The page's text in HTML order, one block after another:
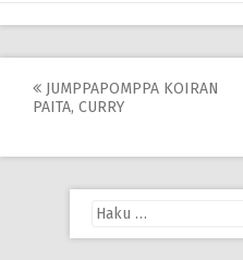
Post
navigation
JUMPPAPOMPPA KOIRAN
PAITA, CURRY
Haku: